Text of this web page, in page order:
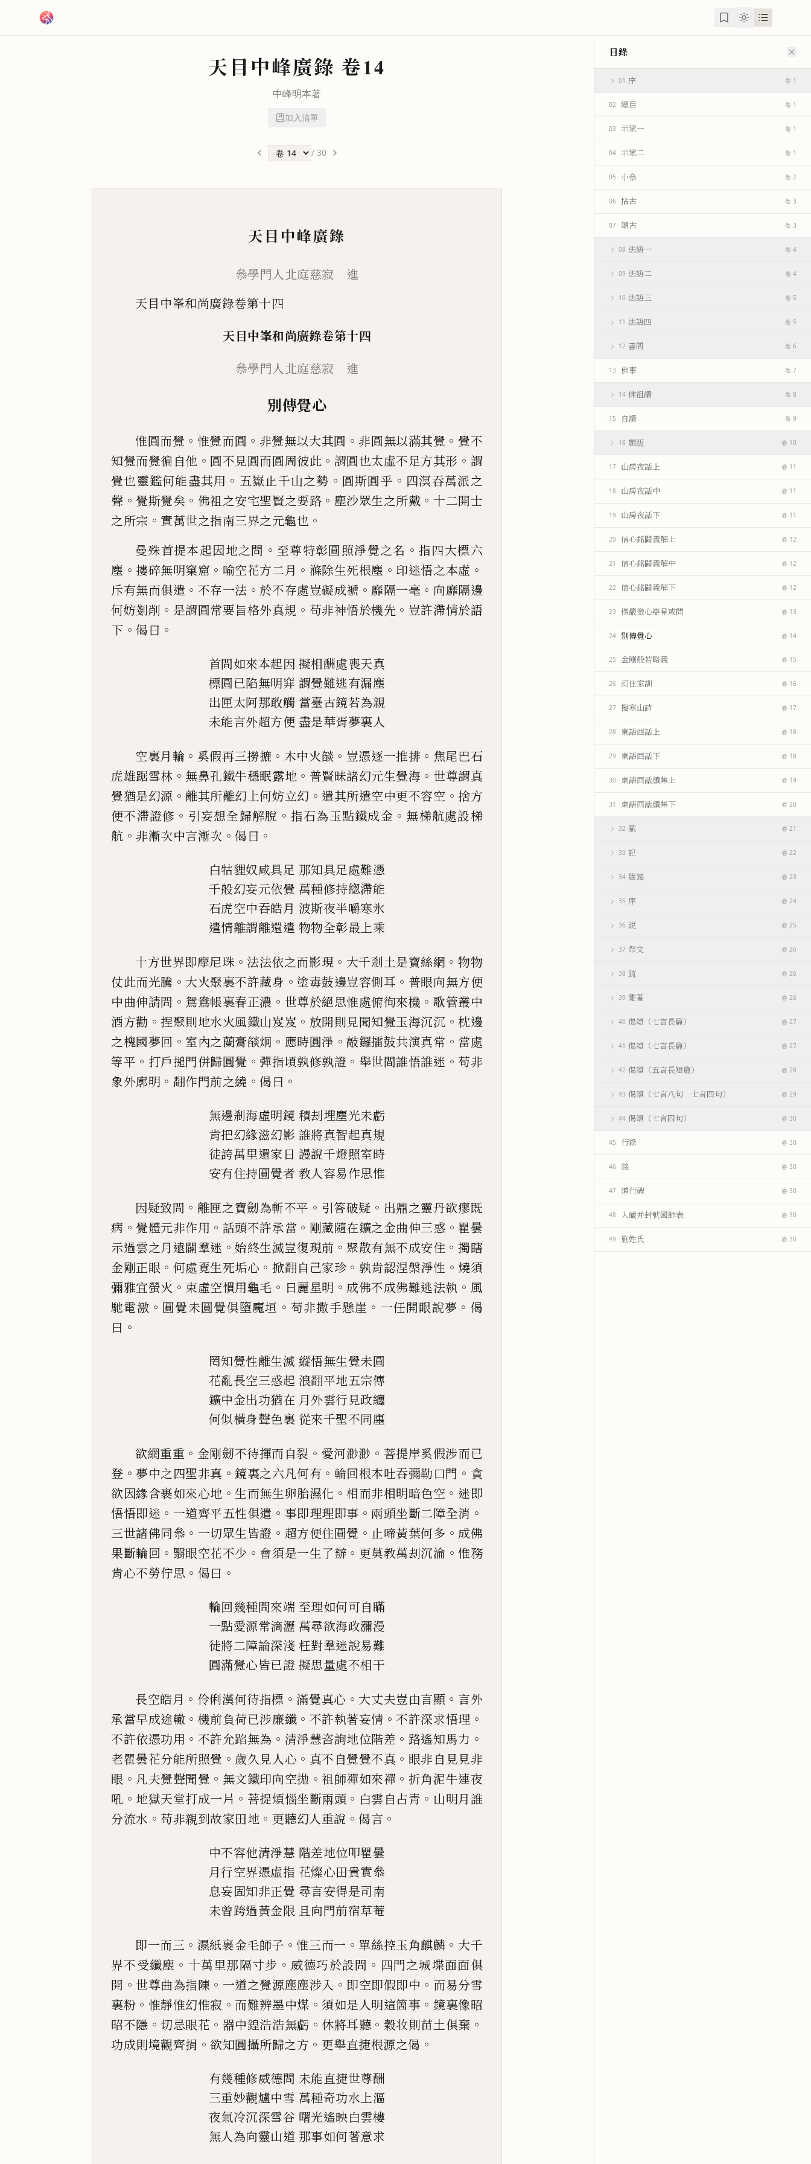
天目中峰廣錄 卷14
中峰明本著
加入清單
/ 30
天目中峰廣錄
叅學門人北庭慈寂 進
天目中峯和尚廣錄卷第十四
天目中峯和尚廣錄卷第十四
叅學門人北庭慈寂 進
別傳覺心
惟圓而覺 。 惟覺而圓 。 非覺無以大其圓 。 非圓無以滿其覺 。 覺不
知覺而覺徧自他 。 圓不見圓而圓周彼此 。 謂圓也太虛不足方其形 。 謂
覺也靈鑑何能盡其用 。 五嶽止千山之勢 。 圓斯圓乎 。 四溟吞萬派之
聲 。 覺斯覺矣 。 佛祖之安宅聖賢之要路 。 塵沙眾生之所戴 。 十二開士
之所宗 。 實萬世之指南三界之元龜也 。
曼殊首提本起因地之問 。 至尊特彰圓照淨覺之名 。 指四大標六
塵 。 摟碎無明窠窟 。 喻空花方二月 。 滌除生死根塵 。 印迷悟之本虛 。
斥有無而俱遣 。 不存一法 。 於不存處豈礙成褫 。 靡隔一毫 。 向靡隔邊
何妨剗削 。 是謂圓常要旨格外真規 。 苟非神悟於機先 。 豈許滯情於語
下 。 偈曰 。
首問如來本起因 擬相酬處喪天真
標圓已陷無明穽 謂覺難逃有漏塵
出匣太阿那敢觸 當臺古鏡若為親
未能言外超方便 盡是華胥夢裏人
空裏月輪 。 奚假再三撈摝 。 木中火燄 。 豈憑逐一推排 。 焦尾巴石
虎雄踞雪林 。 無鼻孔鐵牛穩眠露地 。 普賢昧諸幻元生覺海 。 世尊謂真
覺猶是幻源 。 離其所離幻上何妨立幻 。 遣其所遣空中更不容空 。 捨方
便不滯證修 。 引妄想全歸解脫 。 指石為玉點鐵成金 。 無梯航處設梯
航 。 非漸次中言漸次 。 偈曰 。
白牯貍奴咸具足 那知具足處難憑
千般幻妄元依覺 萬種修持緫滯能
石虎空中吞皓月 波斯夜半嚼寒氷
遣情離謂離還遣 物物全彰最上乘
十方世界即摩尼珠 。 法法依之而影現 。 大千剎土是寶絲網 。 物物
仗此而光騰 。 大火聚裏不許藏身 。塗毒鼓邊豈容側耳 。 普眼向無方便
中曲伸請問 。 鴛鴦帳裏春正濃 。 世尊於絕思惟處俯徇來機 。 歌管叢中
酒方勸 。捏聚則地水火風鐵山岌岌 。 放開則見聞知覺玉海沉沉 。枕邊
之槐國夢回 。 室內之蘭膏燄炯 。 應時圓淨 。敲鑼擂鼓共演真常 。 當處
等平 。 打戶搥門併歸圓覺 。 彈指頃孰修孰證 。 舉世間誰悟誰迷 。 苟非
象外廓明 。 𮋒作門前之繞 。 偈曰 。
無邊剎海虛明鏡 積刦埋塵光未虧
肯把幻緣滋幻影 誰將真智起真規
徒誇萬里還家日 謾說千燈照室時
安有住持圓覺者 教人容易作思惟
因疑致問 。 離匣之寶劒為斬不平 。 引答破疑 。 出鼎之靈丹欲瘳既
病 。 覺體元非作用 。 話頭不許承當 。 剛藏隨在鑛之金曲伸三惑 。瞿曇
示過雲之月遠闢羣迷 。始終生滅豈復現前 。 聚散有無不成安住 。擉瞎
金剛正眼 。 何處覔生死垢心 。 掀𮋒自己家珍 。 孰肯認涅槃淨性 。 燒須
彌雅宜螢火 。 束虛空慣用龜毛 。 日麗星明 。 成佛不成佛難逃法執 。 風
馳電激 。 圓覺未圓覺俱墮魔垣 。 苟非撒手懸崖 。 一任開眼說夢 。 偈
曰 。
罔知覺性離生滅 縱悟無生覺未圓
花亂長空三惑起 浪𮋒平地五宗傳
鑛中金出功猶在 月外雲行見政纏
何似橫身聲色裏 從來千聖不同廛
欲網重重 。 金剛劒不待揮而自裂 。 愛河渺渺 。 菩提岸奚假涉而已
登 。 夢中之四聖非真 。 鏡裏之六凡何有 。 輪回根本吐吞彌勒口門 。 貪
欲因緣含裹如來心地 。生而無生卵胎濕化 。相而非相明暗色空 。 迷即
悟悟即迷 。 一道齊平五性俱遣 。 事即理理即事 。兩頭坐斷二障全消 。
三世諸佛同叅 。 一切眾生皆證 。 超方便住圓覺 。 止啼黃葉何多 。 成佛
果斷輪回 。 翳眼空花不少 。 會須是一生了辦 。 更莫教萬刦沉淪 。 惟務
肯心不勞佇思 。 偈曰 。
輪回幾種問來端 至理如何可自瞞
一點愛源常滴瀝 萬尋欲海政瀰漫
徒將二障論深淺 枉對羣迷說易難
圓滿覺心皆已證 擬思量處不相干
長空皓月 。 伶俐漢何待指標 。 滿覺真心 。 大丈夫豈由言顯 。 言外
承當早成途轍 。 機前負荷已涉廉纖 。 不許執著妄情 。不許深求悟理 。
不許依憑功用 。 不許允𮛫無為 。 清淨慧咨詢地位階差 。 路遙知馬力 。
老瞿曇花分能所照覺 。 歲久見人心 。 真不自覺覺不真 。 眼非自 見見非
眼 。 凡夫覺聲聞覺 。 無文鐵印向空拋 。 祖師禪如來禪 。 折角泥牛連夜
吼 。 地獄天堂打成一片 。 菩提煩惱坐斷兩頭 。 白雲自占青 。 山明月誰
分流水 。 苟非親到故家田地 。 更聽幻人重說 。 偈言 。
中不容他清淨慧 階差地位叩瞿曇
月行空界憑虛指 花燦心田貴實叅
息妄固知非正覺 尋言安得是司南
未曾跨過黃金限 且向門前宿草菴
即一而三 。 濕紙裹金毛師子 。 惟三而一 。單絲控玉角麒麟 。 大千
界不受纖塵 。 十萬里那隔寸步 。 威德巧於設問 。 四門之城堞面面俱
開 。 世尊曲為指陳 。 一道之覺源塵塵涉入 。 即空即假即中 。 而易分雪
裏粉 。 惟靜惟幻惟寂 。 而難辨墨中煤 。 須如是人明這箇事 。 鏡裏像昭
昭不隱 。 切忌眼花 。 器中鍠浩浩無虧 。 休將耳聽 。 穀𭣣則苗土俱棄 。
功成則境觀齊捐 。 欲知圓攝所歸之方 。 更舉直捷根源之偈 。
有幾種修威德問 未能直捷世尊酬
三重妙觀爐中雪 萬種奇功水上漚
夜氣冷沉深雪谷 曙光遙映白雲樓
無人為向靈山道 那事如何著意求
目錄
01 序 卷 1
02 總目 卷 1
03 示眾一 卷 1
04 示眾二 卷 1
05 小叅 卷 2
06 拈古 卷 3
07 頌古 卷 3
08 法語一 卷 4
09 法語二 卷 4
10 法語三 卷 5
11 法語四 卷 5
12 書問 卷 6
13 佛事 卷 7
14 佛祖讚 卷 8
15 自讚 卷 9
16 題䟦 卷 10
17 山房夜話上 卷 11
18 山房夜話中 卷 11
19 山房夜話下 卷 11
20 信心銘闢義解上 卷 12
21 信心銘闢義解中 卷 12
22 信心銘闢義解下 卷 12
23 楞嚴徵心辯見或問 卷 13
24 別傳覺心 卷 14
25 金剛般若略義 卷 15
26 幻住家訓 卷 16
27 擬寒山詩 卷 17
28 東語西話上 卷 18
29 東語西話下 卷 18
30 東語西話續集上 卷 19
31 東語西話續集下 卷 20
32 賦 卷 21
33 記 卷 22
34 箴銘 卷 23
35 序 卷 24
36 說 卷 25
37 祭文 卷 26
38 䟽 卷 26
39 雜著 卷 26
40 偈頌（七言長篇） 卷 27
41 偈頌（七言長篇） 卷 27
42 偈頌（五言長短篇） 卷 28
43 偈頌（七言八句 七言四句） 卷 29
44 偈頌（七言四句） 卷 30
45 行錄 卷 30
46 銘 卷 30
47 道行碑 卷 30
48 入藏并封號國師表 卷 30
49 施姓氏 卷 30